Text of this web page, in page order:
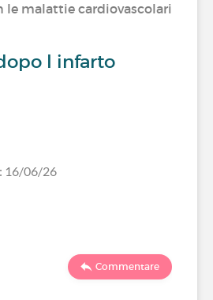
le malattie cardiovascolari
l infarto
16/06/26
Commentare